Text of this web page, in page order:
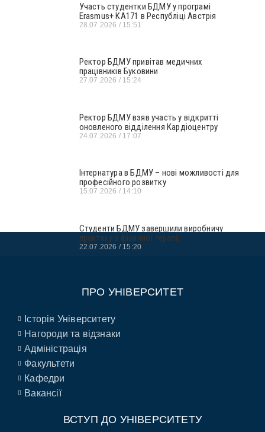
Участь студентки БДМУ у програмі
Erasmus+ KA171 в Республіці Австрія
28.07.2026 15:51
Ректор БДМУ привітав медичних
працівників Буковини
27.07.2026 15:24
Ректор БДМУ взяв участь у відкритті
оновленого відділення Кардіоцентру
24.07.2026 17:07
Інтернатура в БДМУ – нові можливості для
професійного розвитку
15.07.2026 14:10
Студенти БДМУ завершили виробничу
практику з фізичної терапії
22.07.2026 15:20
ПРО УНІВЕРСИТЕТ
Історія Університету
Нагороди та відзнаки
Адміністрація
Факультети
Кафедри
Вакансії
ВСТУП ДО УНІВЕРСИТЕТУ